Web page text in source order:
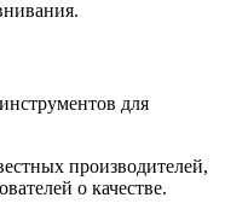
для
производителей,
о качестве.